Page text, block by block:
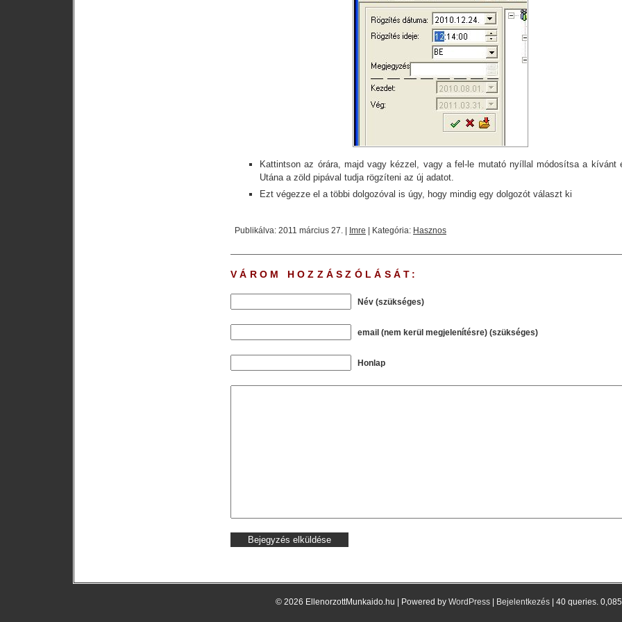
Kattintson az órára, majd vagy kézzel, vagy a fel-le mutató nyíllal módosítsa a kívánt
Utána a zöld pipával tudja rögzíteni az új adatot.
Ezt végezze el a többi dolgozóval is úgy, hogy mindig egy dolgozót választ ki
Publikálva: 2011 március 27. | Imre | Kategória: Hasznos
VÁROM HOZZÁSZÓLÁSÁT:
Név (szükséges)
email (nem kerül megjelenítésre) (szükséges)
Honlap
© 2026 EllenorzottMunkaido.hu | Powered by WordPress| Bejelentkezés| 40 queries. 0,085